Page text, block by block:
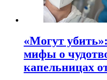
«Могут
мифы о
капельницах